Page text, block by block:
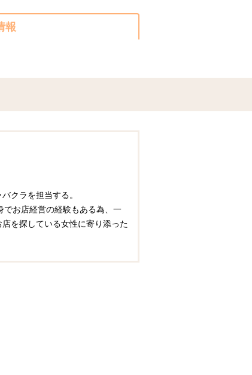
報
クラを担当する。
でお店経営の経験もある為、一
を探している女性に寄り添った